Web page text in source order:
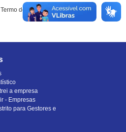
de Adesão.
a empresa
- Empresas
para Gestores e